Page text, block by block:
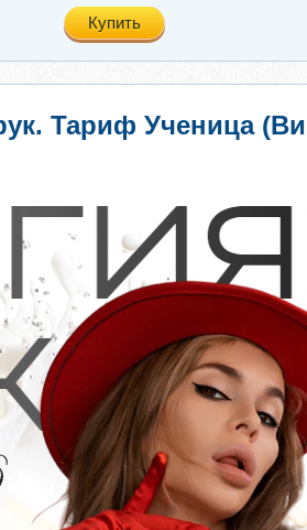
Купить
Тариф Ученица